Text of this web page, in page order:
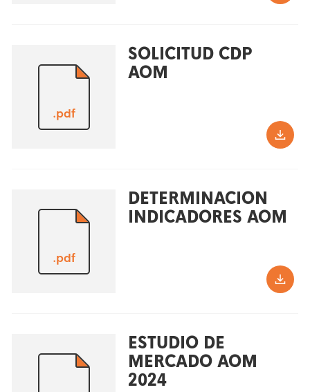
.pdf
SOLICITUD CDP
AOM
.pdf
DETERMINACION
INDICADORES AOM
ESTUDIO DE
MERCADO AOM
2024